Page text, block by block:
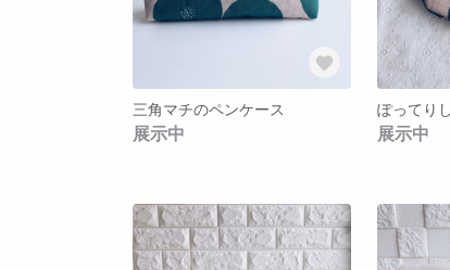
三角マチのペンケース
展示中 展示中